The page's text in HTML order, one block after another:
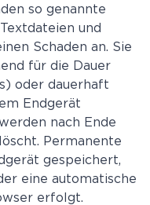
so genannte
und
Schaden an. Sie
für die Dauer
oder dauerhaft
Endgerät
nach Ende
Permanente
gespeichert,
eine automatische
erfolgt.